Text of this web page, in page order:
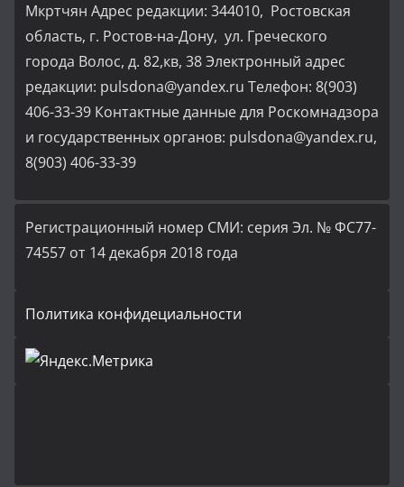
Мкртчян Адрес редакции: 344010, Ростовская
область, г. Ростов-на-Дону, ул. Греческого
города Волос, д. 82,кв, 38 Электронный адрес
редакции: pulsdona@yandex.ru Телефон: 8(903)
406-33-39 Контактные данные для Роскомнадзора
и государственных органов: pulsdona@yandex.ru,
8(903) 406-33-39
Регистрационный номер СМИ: серия Эл. № ФС77-
74557 от 14 декабря 2018 года
Политика конфидециальности